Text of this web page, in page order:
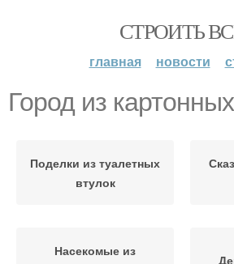
СТРОИТЬ
главная новости
Город из
Поделки из туалетных
втулок
Насекомые из